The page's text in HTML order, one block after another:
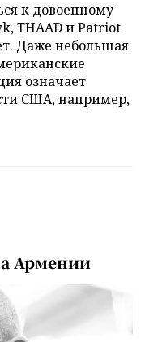
к довоенному
THAAD и Patriot
Даже небольшая
означает
США, например,
Армении